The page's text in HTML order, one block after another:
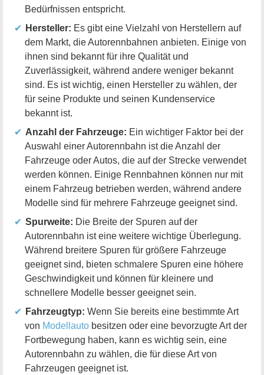
Bedürfnissen entspricht.
Hersteller: Es gibt eine Vielzahl von Herstellern auf
dem Markt, die Autorennbahnen anbieten. Einige von
ihnen sind bekannt für ihre Qualität und
Zuverlässigkeit, während andere weniger bekannt
sind. Es ist wichtig, einen Hersteller zu wählen, der
für seine Produkte und seinen Kundenservice
bekannt ist.
Anzahl der Fahrzeuge: Ein wichtiger Faktor bei der
Auswahl einer Autorennbahn ist die Anzahl der
Fahrzeuge oder Autos, die auf der Strecke verwendet
werden können. Einige Rennbahnen können nur mit
einem Fahrzeug betrieben werden, während andere
Modelle sind für mehrere Fahrzeuge geeignet sind.
Spurweite: Die Breite der Spuren auf der
Autorennbahn ist eine weitere wichtige Überlegung.
Während breitere Spuren für größere Fahrzeuge
geeignet sind, bieten schmalere Spuren eine höhere
Geschwindigkeit und können für kleinere und
schnellere Modelle besser geeignet sein.
Fahrzeugtyp: Wenn Sie bereits eine bestimmte Art
von Modellauto besitzen oder eine bevorzugte Art der
Fortbewegung haben, kann es wichtig sein, eine
Autorennbahn zu wählen, die für diese Art von
Fahrzeugen geeignet ist.